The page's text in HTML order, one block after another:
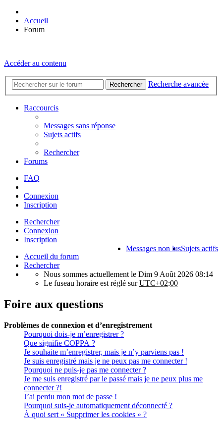
Accueil
Forum
Accéder au contenu
Rechercher Recherche avancée
Raccourcis
Messages sans réponse
Sujets actifs
Rechercher
Forums
FAQ
Connexion
Inscription
Rechercher
Connexion
Inscription
Sujets actifs
Messages non lus
Accueil du forum
Rechercher
Nous sommes actuellement le Dim 9 Août 2026 08:14
Le fuseau horaire est réglé surUTC+02:00
Foire aux questions
Problèmes de connexion et d’enregistrement
Pourquoi dois-je m’enregistrer ?
Que signifie COPPA ?
Je souhaite m’enregistrer, mais je n’y parviens pas !
Je suis enregistré mais je ne peux pas me connecter !
Pourquoi ne puis-je pas me connecter ?
Je me suis enregistré par le passé mais je ne peux plus me
connecter ?!
J’ai perdu mon mot de passe !
Pourquoi suis-je automatiquement déconnecté ?
À quoi sert « Supprimer les cookies » ?